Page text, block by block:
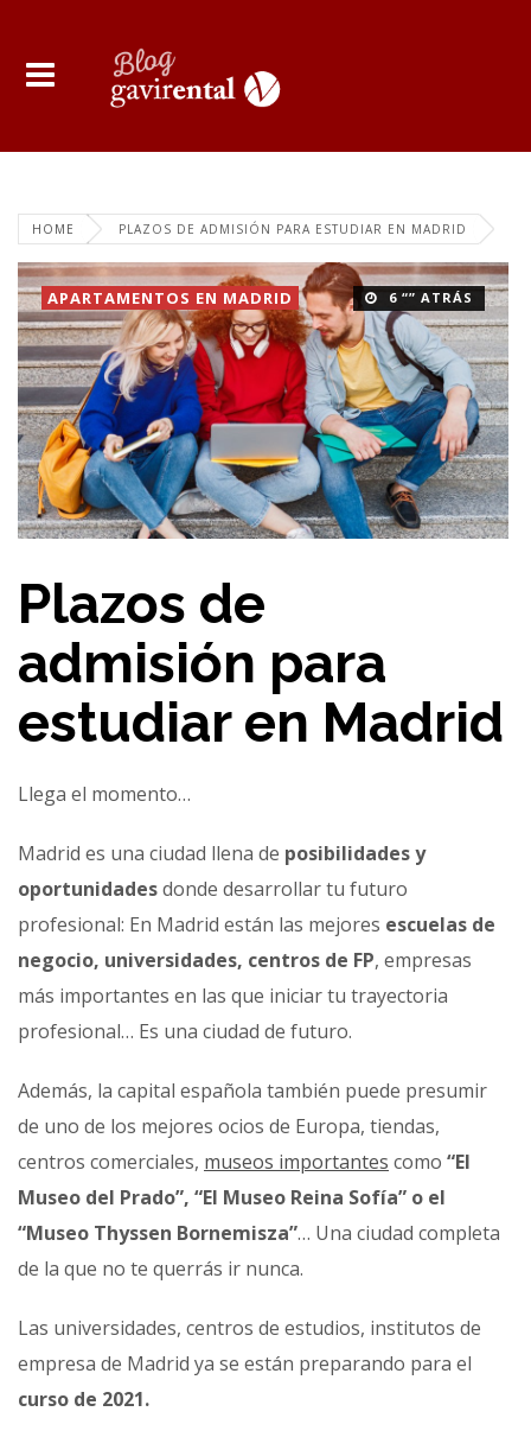
HOME PLAZOS DE ADMISIÓN PARA ESTUDIAR EN MADRID
6 “” ATRÁS
APARTAMENTOS EN MADRID
Plazos de
admisión para
estudiar en Madrid
Llega el momento…
Madrid es una ciudad llena de posibilidades y
oportunidadesdonde desarrollar tu futuro
profesional: En Madrid están las mejores escuelas de
negocio, universidades, centros de FP, empresas
más importantes en las que iniciar tu trayectoria
profesional… Es una ciudad de futuro.
Además, la capital española también puede presumir
de uno de los mejores ocios de Europa, tiendas,
centros comerciales, museos importantes como “El
Museo del Prado”, “El Museo Reina Sofía” o el
“Museo Thyssen Bornemisza”… Una ciudad completa
de la que no te querrás ir nunca.
Las universidades, centros de estudios, institutos de
empresa de Madrid ya se están preparando para el
curso de 2021.